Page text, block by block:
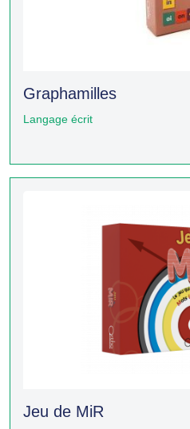
Graphamilles
Langage écrit
Jeu de MiR